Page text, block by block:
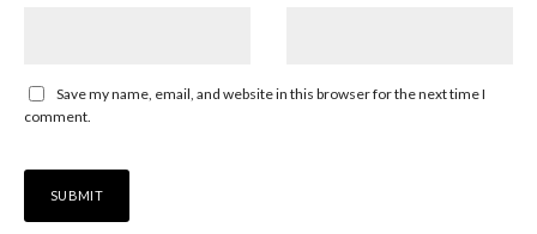
Save my name, email, and website in this browser for the next time I
comment.